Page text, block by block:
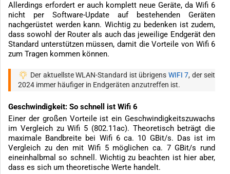
Allerdings erfordert er auch komplett neue Geräte, da Wifi 6
nicht per Software-Update auf bestehenden Geräten
nachgerüstet werden kann. Wichtig zu bedenken ist zudem,
dass sowohl der Router als auch das jeweilige Endgerät den
Standard unterstützen müssen, damit die Vorteile von Wifi 6
zum Tragen kommen können.
Der aktuellste WLAN-Standard ist übrigens WIFI 7, der seit
2024 immer häufiger in Endgeräten anzutreffen ist.
Geschwindigkeit: So schnell ist Wifi 6
Einer der großen Vorteile ist ein Geschwindigkeitszuwachs
im Vergleich zu Wifi 5 (802.11ac). Theoretisch beträgt die
maximale Bandbreite bei Wifi 6 ca. 10 GBit/s. Das ist im
Vergleich zu den mit Wifi 5 möglichen ca. 7 GBit/s rund
eineinhalbmal so schnell. Wichtig zu beachten ist hier aber,
dass es sich um theoretische Werte handelt.